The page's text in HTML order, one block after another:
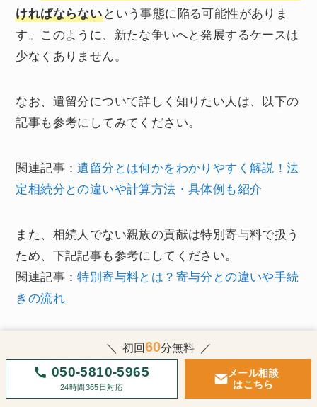
ければならない という事態に陥る可能性がありま
す。このように、新たな争いへと発展するケースは
少なくありません。
なお、遺留分について詳しく知りたい人は、以下の
記事も参考にしてみてください。
関連記事：遺留分とは何かをわかりやすく解説！法
定相続分との違いや計算方法・具体例も紹介
また、相続人でない親族の貢献は特別寄与料で扱う
ため、下記記事も参考にしてください。
関連記事：特別寄与料とは？寄与分との違いや手続
きの流れ
お悩み別の
サービス一覧
初回60分無料
050-5810-5965
24時間365日対応
メール相談
はこちら